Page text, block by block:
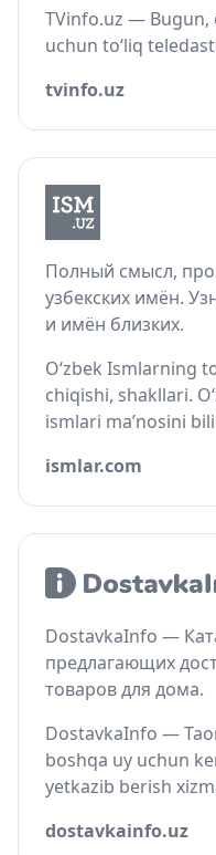
TVinfo.uz — Bugun,
uchun to‘liq
tvinfo.uz
Полный смысл,
узбекских имён.
и имён близких.
O‘zbek Ismlarning
chiqishi, shakllari.
ismlari ma’nosini
ismlar.com
DostavkaInfo —
предлагающих
товаров для дома.
DostavkaInfo —
boshqa uy uchun
yetkazib berish
dostavkainfo.uz